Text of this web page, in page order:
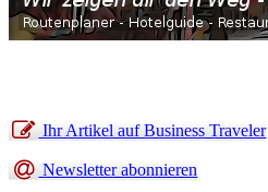
Ihr Artikel auf Business Traveler
Newsletter abonnieren